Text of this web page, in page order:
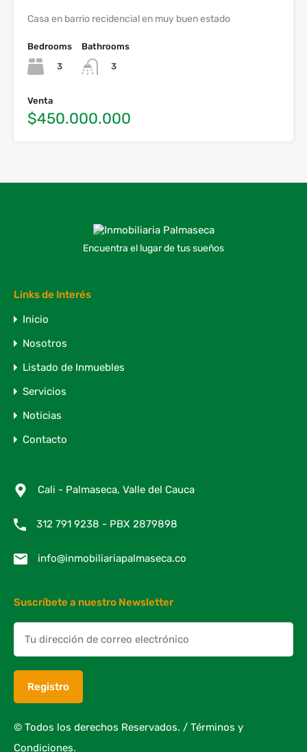
Casa en barrio recidencial en muy buen estado
Bedrooms
3
Bathrooms
3
Venta
$450.000.000
Encuentra el lugar de tus sueños
Links de Interés
Inicio
Nosotros
Listado de Inmuebles
Servicios
Noticias
Contacto
Cali - Palmaseca, Valle del Cauca
312 791 9238 - PBX 2879898
info@inmobiliariapalmaseca.co
Suscríbete a nuestro Newsletter
© Todos los derechos Reservados. / Términos y
Condiciones.